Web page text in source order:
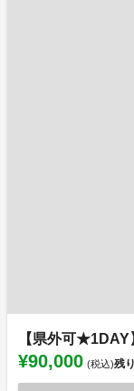
【県外可
¥90,000 (税込)残り